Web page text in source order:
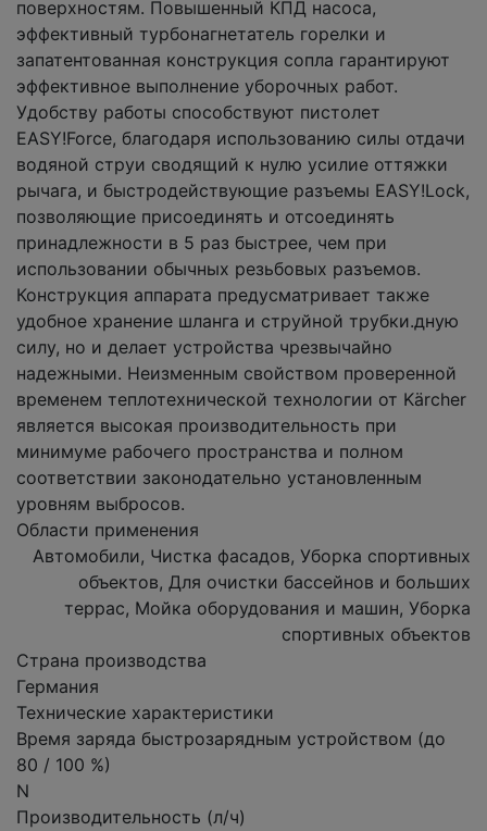
поверхностям. Повышенный КПД насоса,
эффективный турбонагнетатель горелки и
запатентованная конструкция сопла гарантируют
эффективное выполнение уборочных работ.
Удобству работы способствуют пистолет
EASY!Force, благодаря использованию силы отдачи
водяной струи сводящий к нулю усилие оттяжки
рычага, и быстродействующие разъемы EASY!Lock,
позволяющие присоединять и отсоединять
принадлежности в 5 раз быстрее, чем при
использовании обычных резьбовых разъемов.
Конструкция аппарата предусматривает также
удобное хранение шланга и струйной трубки.дную
силу, но и делает устройства чрезвычайно
надежными. Неизменным свойством проверенной
временем теплотехнической технологии от Kärcher
является высокая производительность при
минимуме рабочего пространства и полном
соответствии законодательно установленным
уровням выбросов.
Области применения
Автомобили, Чистка фасадов, Уборка спортивных
объектов, Для очистки бассейнов и больших
террас, Мойка оборудования и машин, Уборка
спортивных объектов
Страна производства
Германия
Технические характеристики
Время заряда быстрозарядным устройством (до
80 / 100 %)
N
Производительность (л/ч)